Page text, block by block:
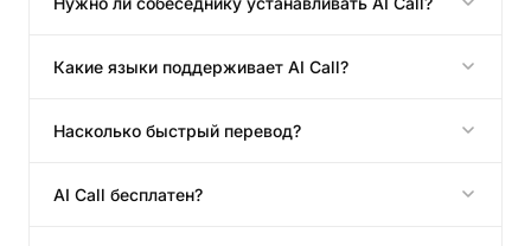
Какие языки поддерживает AI Call?
Насколько быстрый перевод?
AI Call бесплатен?